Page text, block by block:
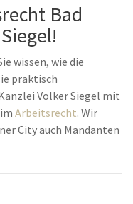
Bad
wissen, wie die
praktisch
Volker Siegel mit
Arbeitsrecht. Wir
City auch Mandanten